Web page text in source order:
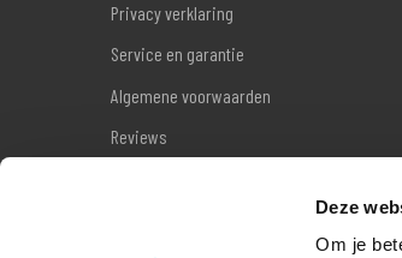
Deze
Om je
Privacy verklaring
Service en garantie
Algemene voorwaarden
Reviews